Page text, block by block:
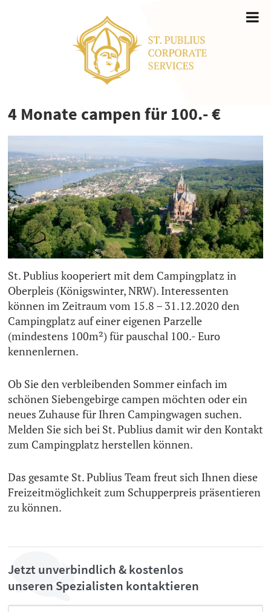
4 Monate campen für 100.- €
St. Publius kooperiert mit dem Campingplatz in
Oberpleis (Königswinter, NRW). Interessenten
können im Zeitraum vom 15.8 – 31.12.2020 den
Campingplatz auf einer eigenen Parzelle
(mindestens 100m²) für pauschal 100.- Euro
kennenlernen.
Ob Sie den verbleibenden Sommer einfach im
schönen Siebengebirge campen möchten oder ein
neues Zuhause für Ihren Campingwagen suchen.
Melden Sie sich bei St. Publius damit wir den Kontakt
zum Campingplatz herstellen können.
Das gesamte St. Publius Team freut sich Ihnen diese
Freizeitmöglichkeit zum Schupperpreis präsentieren
zu können.
Jetzt unverbindlich & kostenlos
unseren Spezialisten kontaktieren